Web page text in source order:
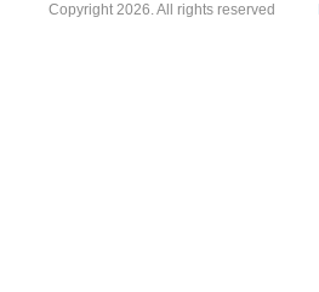
Copyright 2026. All rights reserved